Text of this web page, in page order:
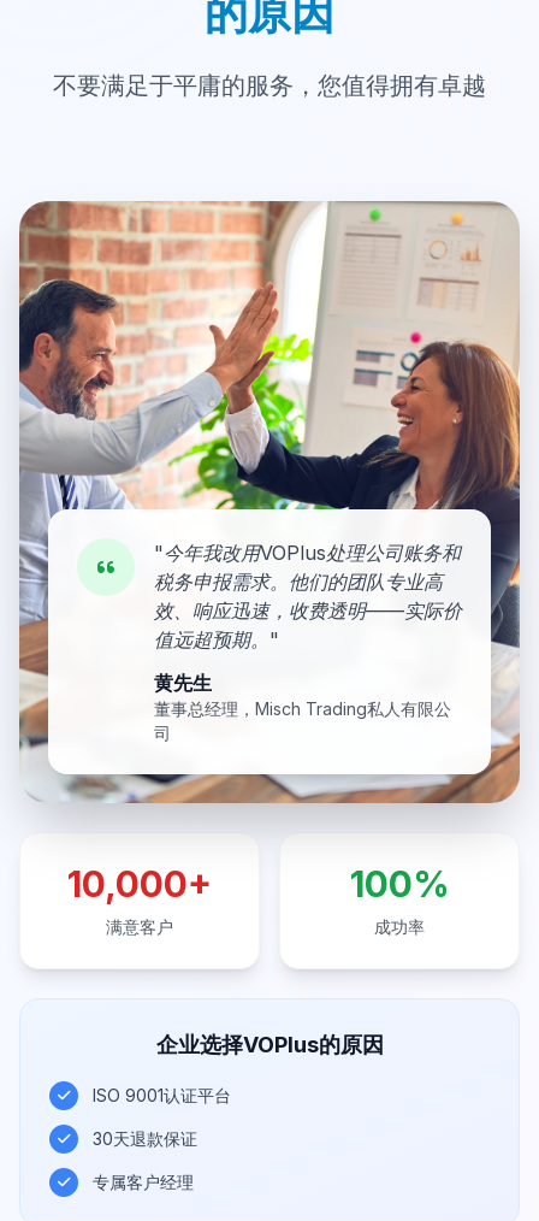
的原因
不要满足于平庸的服务，您值得拥有卓越
"今年我改用VOPlus处理公司账务和
税务申报需求。他们的团队专业高
效、响应迅速，收费透明——实际价
值远超预期。 "
黄先生
董事总经理，Misch Trading私人有限公
司
10,000+
满意客户
100%
成功率
企业选择VOPlus的原因
ISO 9001认证平台
30天退款保证
专属客户经理